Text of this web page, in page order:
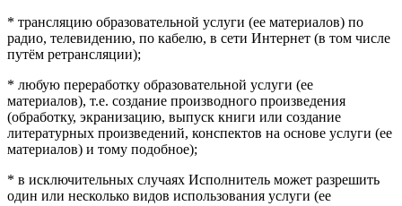
* трансляцию образовательной услуги (ее материалов) по
радио, телевидению, по кабелю, в сети Интернет (в том числе
путём ретрансляции);
* любую переработку образовательной услуги (ее
материалов), т.е. создание производного произведения
(обработку, экранизацию, выпуск книги или создание
литературных произведений, конспектов на основе услуги (ее
материалов) и тому подобное);
* в исключительных случаях Исполнитель может разрешить
один или несколько видов использования услуги (ее